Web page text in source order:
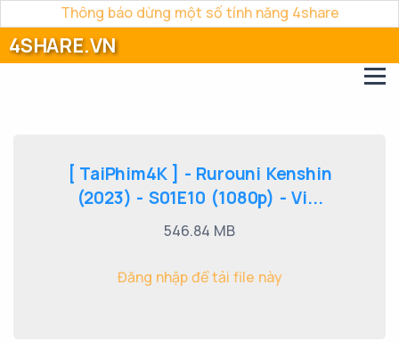
Thông báo dừng một số tính năng 4share
4SHARE.VN
[ TaiPhim4K ] - Rurouni Kenshin
(2023) - S01E10 (1080p) - Vi...
546.84 MB
Đăng nhập để tải file này